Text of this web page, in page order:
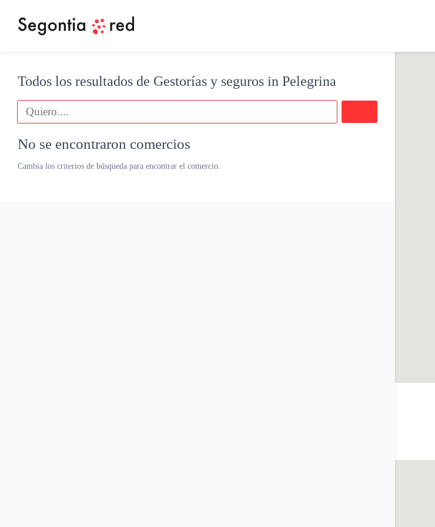
Todos los resultados de Gestorías y seguros in Pelegrina
No se encontraron comercios
Cambia los criterios de búsqueda para encontrar el comercio.